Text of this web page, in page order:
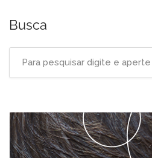
Busca